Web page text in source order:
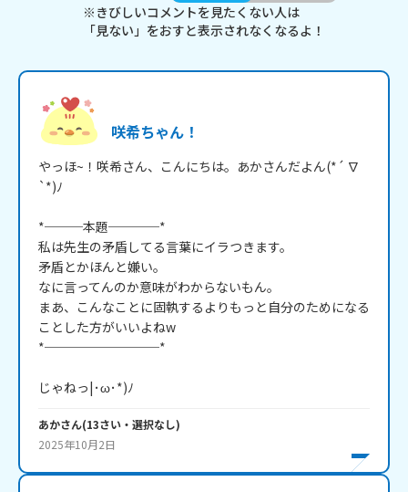
※きびしいコメントを見たくない人は
「見ない」をおすと表示されなくなるよ！
咲希ちゃん！
やっほ~！咲希さん、こんにちは。あかさんだよん(*´ ∇
`*)ﾉ
*───本題────*
私は先生の矛盾してる言葉にイラつきます。
矛盾とかほんと嫌い。
なに言ってんのか意味がわからないもん。
まあ、こんなことに固執するよりもっと自分のためになる
ことした方がいいよねw
*─────────*
じゃねっ|･ω･*)ﾉ
あかさん(13さい・ 選択なし)
2025年10月2日